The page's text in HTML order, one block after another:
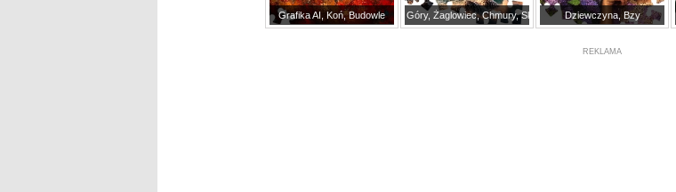
Grafika AI, Koń, Budowle Góry, Żaglowiec, Chmury, Skały, Morze, Ciemne, Grafika
Dziewczyna, Bzy
REKLAMA